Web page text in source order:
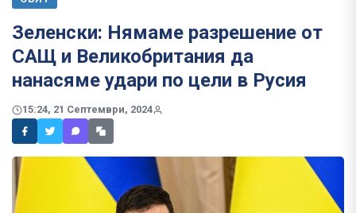
Зеленски: Нямаме разрешение от
САЩ и Великобритания да
нанасяме удари по цели в Русия
15:24, 21 Септември, 2024